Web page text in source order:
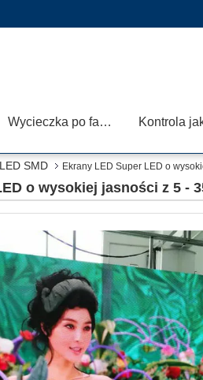
Wycieczka po fabryce Kontrola
SMD Ekrany LED Super LED o
o wysokiej jasności z 5 -